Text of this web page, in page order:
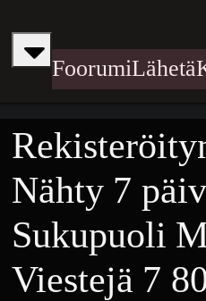
FoorumiLähetä
Nähty 7
Sukupuoli
Viestejä 7